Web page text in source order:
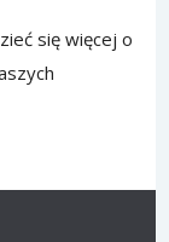
się więcej o